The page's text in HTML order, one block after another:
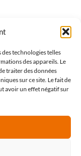
technologies telles
des appareils. Le
traiter des données
sur ce site. Le fait de
avoir un effet négatif sur